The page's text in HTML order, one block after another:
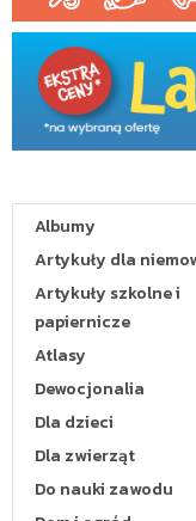
Albumy
Artykuły dla
Artykuły szkolne i
papiernicze
Atlasy
Dewocjonalia
Dla dzieci
Dla zwierząt
Do nauki zawodu